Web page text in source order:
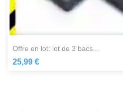
offre en lot: lot de 3 bacs...
25,99 €